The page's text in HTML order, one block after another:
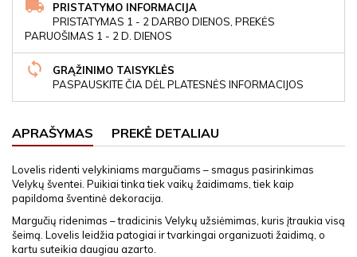
PRISTATYMO INFORMACIJA
PRISTATYMAS 1 - 2 DARBO DIENOS, PREKĖS
PARUOŠIMAS 1 - 2 D. DIENOS
GRĄŽINIMO TAISYKLĖS
PASPAUSKITE ČIA DĖL PLATESNĖS INFORMACIJOS
APRAŠYMAS PREKĖ DETALIAU
Lovelis ridenti velykiniams margučiams – smagus pasirinkimas
Velykų šventei. Puikiai tinka tiek vaikų žaidimams, tiek kaip
papildoma šventinė dekoracija.
Margučių ridenimas – tradicinis Velykų užsiėmimas, kuris įtraukia visą
šeimą. Lovelis leidžia patogiai ir tvarkingai organizuoti žaidimą, o
kartu suteikia daugiau azarto.